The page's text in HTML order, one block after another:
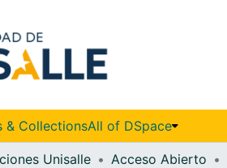
& CollectionsAll of DSpace
Unisalle Acceso Abierto